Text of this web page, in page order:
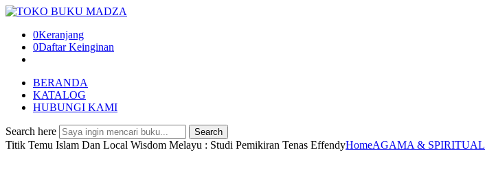
0Keranjang
0Daftar Keinginan
BERANDA
KATALOG
HUBUNGI KAMI
Search here Search
Titik Temu Islam Dan Local Wisdom Melayu : Studi Pemikiran Tenas EffendyHomeAGAMA & SPIRITUAL